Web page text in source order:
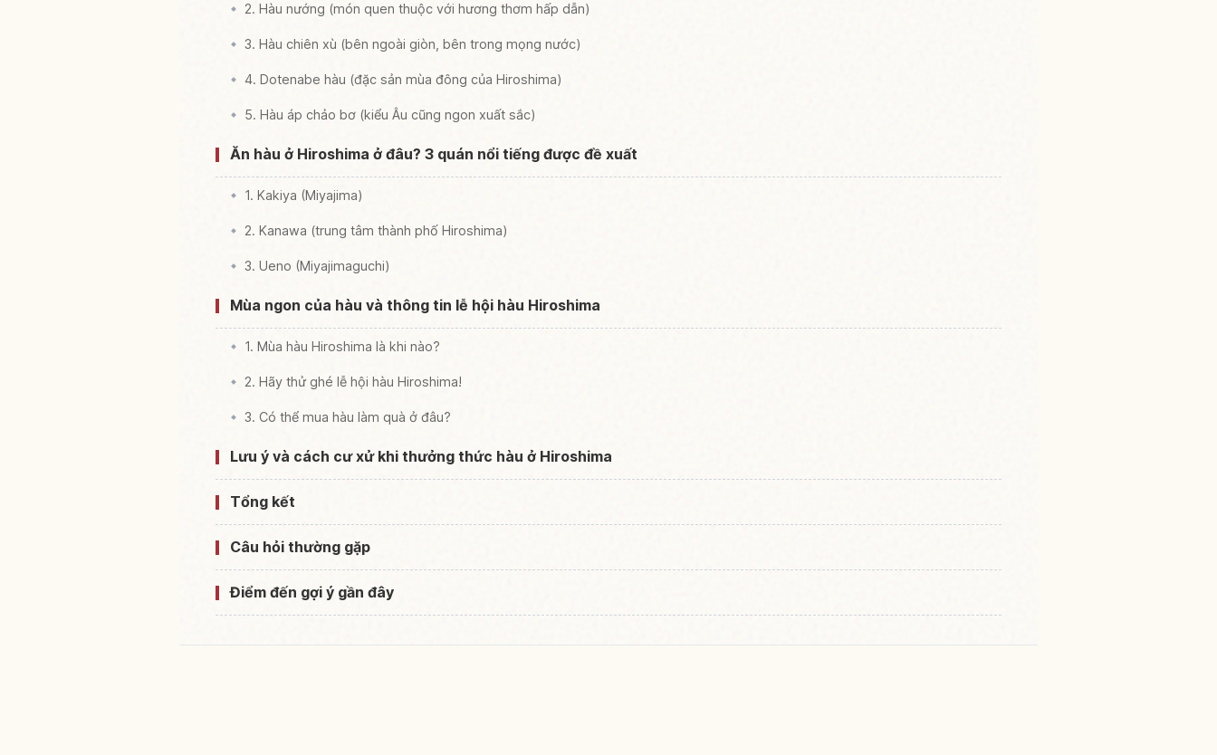
2. Hàu nướng (món quen thuộc với hương thơm hấp dẫn)
3. Hàu chiên xù (bên ngoài giòn, bên trong mọng nước)
4. Dotenabe hàu (đặc sản mùa đông của Hiroshima)
5. Hàu áp chảo bơ (kiểu Âu cũng ngon xuất sắc)
Ăn hàu ở Hiroshima ở đâu? 3 quán nổi tiếng được đề xuất
1. Kakiya (Miyajima)
2. Kanawa (trung tâm thành phố Hiroshima)
3. Ueno (Miyajimaguchi)
Mùa ngon của hàu và thông tin lễ hội hàu Hiroshima
1. Mùa hàu Hiroshima là khi nào?
2. Hãy thử ghé lễ hội hàu Hiroshima!
3. Có thể mua hàu làm quà ở đâu?
Lưu ý và cách cư xử khi thưởng thức hàu ở Hiroshima
Tổng kết
Câu hỏi thường gặp
Điểm đến gợi ý gần đây